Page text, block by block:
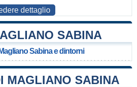
dettaglio
SABINA
Sabina e dintorni
MAGLIANO SABINA